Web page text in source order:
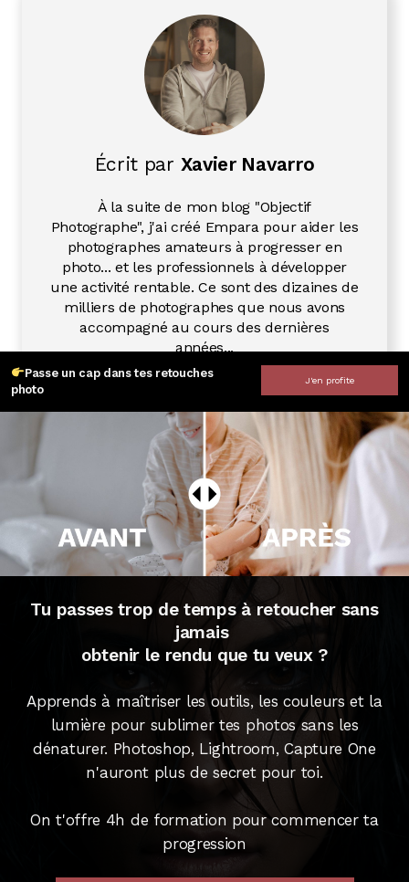
Passe un cap dans tes retouches
photo
J'en profite
Écrit par Xavier Navarro
À la suite de mon blog "Objectif
Photographe", j'ai créé Empara pour aider les
photographes amateurs à progresser en
photo... et les professionnels à développer
une activité rentable. Ce sont des dizaines de
milliers de photographes que nous avons
accompagné au cours des dernières
années...
Tu passes trop de temps à retoucher sans
jamais
obtenir le rendu que tu veux ?
Apprends à maîtriser les outils, les couleurs et la
lumière pour sublimer tes photos sans les
dénaturer. Photoshop, Lightroom, Capture One
n'auront plus de secret pour toi.
On t'offre 4h de formation pour commencer ta
progression